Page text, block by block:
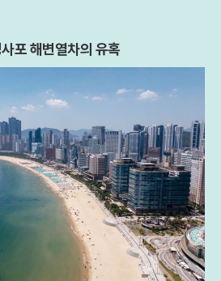
포 해변열차의 유혹